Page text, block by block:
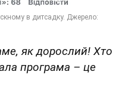
як дорослий! Хто
програма – це